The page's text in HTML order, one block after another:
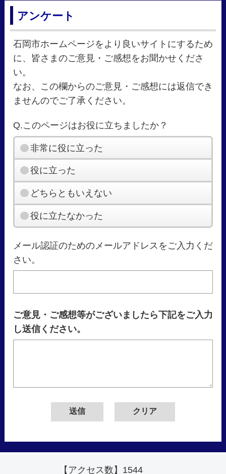
アンケート
石岡市ホームページをより良いサイトにするため
に、皆さまのご意見・ご感想をお聞かせくださ
い。
なお、この欄からのご意見・ご感想には返信でき
ませんのでご了承ください。
Q.このページはお役に立ちましたか？
非常に役に立った
役に立った
どちらともいえない
役に立たなかった
メール認証のためのメールアドレスをご入力くだ
さい。
ご意見・ご感想等がございましたら下記をご入力
し送信ください。
【アクセス数】 1544